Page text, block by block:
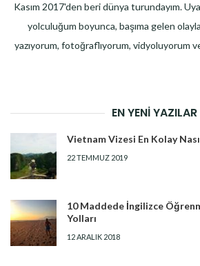
Kasım 2017'den beri dünya turundayım.
yolculuğum boyunca, başıma gelen
yazıyorum, fotoğraflıyorum, vidyoluyorum
EN YENI YAZILAR
Vietnam Vizesi En Kolay
22 TEMMUZ 2019
10 Maddede İngilizce
Yolları
12 ARALIK 2018